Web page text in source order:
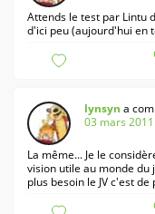
Attends le test par Lintu
d'ici peu (aujourd'hui en
lynsyn a
03 mars 2011
La même... Je le
vision utile au monde du
plus besoin le JV c'est